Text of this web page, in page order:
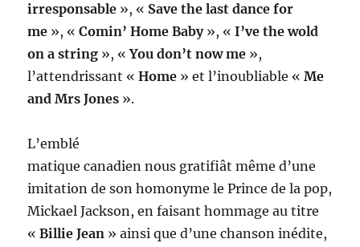
irresponsable », « Save the last dance for
me », «Comin’ Home Baby», «I’ve the wold
on a string », «You don’t now me »,
l’attendrissant «Home » et l’inoubliable «Me
and Mrs Jones ».
L’emblé
matique canadien nous gratifiât même d’une
imitation de son homonyme le Prince de la pop,
Mickael Jackson, en faisant hommage au titre
«Billie Jean » ainsi que d’une chanson inédite,